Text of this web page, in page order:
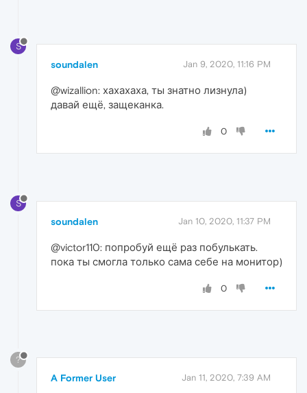
S
soundalen Jan 9, 2020, 11:16 PM
@wizallion: хахахаха, ты знатно лизнула)
давай ещё, защеканка.
0
S
soundalen Jan 10, 2020, 11:37 PM
@victor110: попробуй ещё раз побулькать.
пока ты смогла только сама себе на монитор)
0
?
A Former User Jan 11, 2020, 7:39 AM